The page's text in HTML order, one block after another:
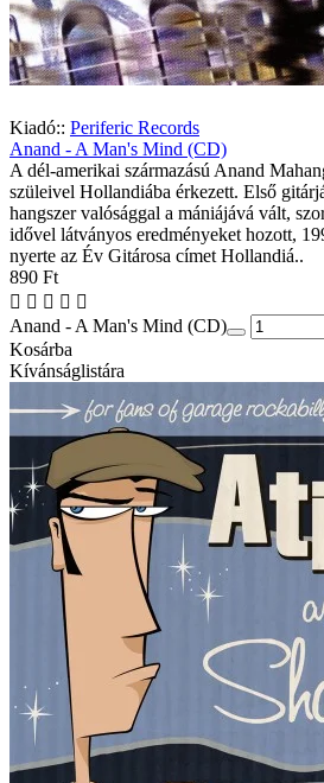
Kiadó:: Periferic Records
Anand - A Man's Mind (CD)
A dél-amerikai származású Anand
szüleivel Hollandiába érkezett. Első
hangszer valósággal a mániájává vált,
idővel látványos eredményeket hozott,
nyerte az Év Gitárosa címet Hollandiá..
890 Ft
Anand - A Man's Mind (CD)
Kosárba
Kívánságlistára